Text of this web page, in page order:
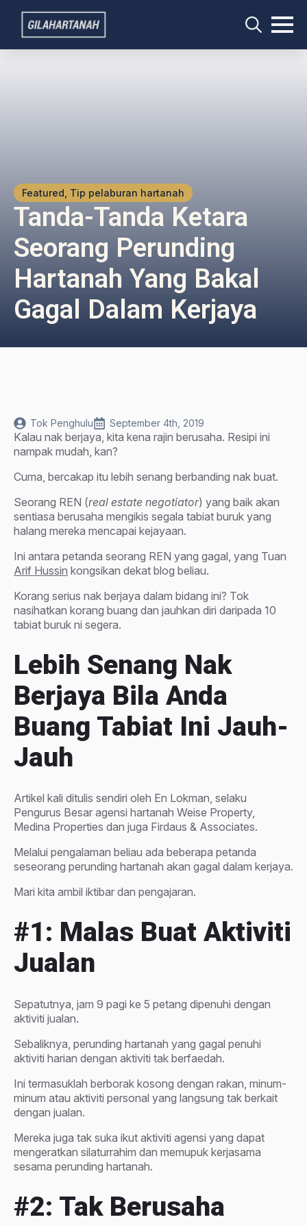
Search
Featured, Tip pelaburan hartanah
Tanda-Tanda Ketara
Seorang Perunding
Hartanah Yang Bakal
Gagal Dalam Kerjaya
Tok Penghulu September 4th, 2019
Kalau nak berjaya, kita kena rajin berusaha. Resipi ini
nampak mudah, kan?
Cuma, bercakap itu lebih senang berbanding nak buat.
Seorang REN (real estate negotiator) yang baik akan
sentiasa berusaha mengikis segala tabiat buruk yang
halang mereka mencapai kejayaan.
Ini antara petanda seorang REN yang gagal, yang Tuan
Arif Hussin kongsikan dekat blog beliau.
Korang serius nak berjaya dalam bidang ini? Tok
nasihatkan korang buang dan jauhkan diri daripada 10
tabiat buruk ni segera.
Lebih Senang Nak
Berjaya Bila Anda
Buang Tabiat Ini Jauh-
Jauh
Artikel kali ditulis sendiri oleh En Lokman, selaku
Pengurus Besar agensi hartanah Weise Property,
Medina Properties dan juga Firdaus & Associates.
Melalui pengalaman beliau ada beberapa petanda
seseorang perunding hartanah akan gagal dalam kerjaya.
Mari kita ambil iktibar dan pengajaran.
#1: Malas Buat Aktiviti
Jualan
Sepatutnya, jam 9 pagi ke 5 petang dipenuhi dengan
aktiviti jualan.
Sebaliknya, perunding hartanah yang gagal penuhi
aktiviti harian dengan aktiviti tak berfaedah.
Ini termasuklah berborak kosong dengan rakan, minum-
minum atau aktiviti personal yang langsung tak berkait
dengan jualan.
Mereka juga tak suka ikut aktiviti agensi yang dapat
mengeratkan silaturrahim dan memupuk kerjasama
sesama perunding hartanah.
#2: Tak Berusaha